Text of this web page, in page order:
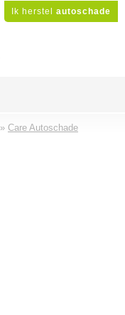
Ik herstel autoschade
» Care Autoschade